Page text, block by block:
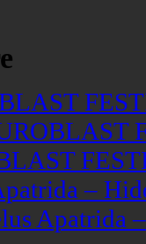
–
Apatrida